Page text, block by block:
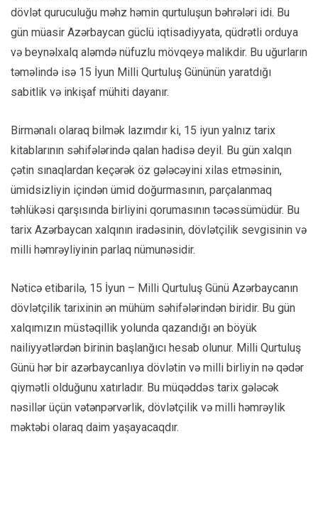
dövlət quruculuğu məhz həmin qurtuluşun bəhrələri idi. Bu
gün müasir Azərbaycan güclü iqtisadiyyata, qüdrətli orduya
və beynəlxalq aləmdə nüfuzlu mövqeyə malikdir. Bu uğurların
təməlində isə 15 İyun Milli Qurtuluş Gününün yaratdığı
sabitlik və inkişaf mühiti dayanır.
Birmənalı olaraq bilmək lazımdır ki, 15 iyun yalnız tarix
kitablarının səhifələrində qalan hadisə deyil. Bu gün xalqın
çətin sınaqlardan keçərək öz gələcəyini xilas etməsinin,
ümidsizliyin içindən ümid doğurmasının, parçalanmaq
təhlükəsi qarşısında birliyini qorumasının təcəssümüdür. Bu
tarix Azərbaycan xalqının iradəsinin, dövlətçilik sevgisinin və
milli həmrəyliyinin parlaq nümunəsidir.
Nəticə etibarilə, 15 İyun – Milli Qurtuluş Günü Azərbaycanın
dövlətçilik tarixinin ən mühüm səhifələrindən biridir. Bu gün
xalqımızın müstəqillik yolunda qazandığı ən böyük
nailiyyətlərdən birinin başlanğıcı hesab olunur. Milli Qurtuluş
Günü hər bir azərbaycanlıya dövlətin və milli birliyin nə qədər
qiymətli olduğunu xatırladır. Bu müqəddəs tarix gələcək
nəsillər üçün vətənpərvərlik, dövlətçilik və milli həmrəylik
məktəbi olaraq daim yaşayacaqdır.